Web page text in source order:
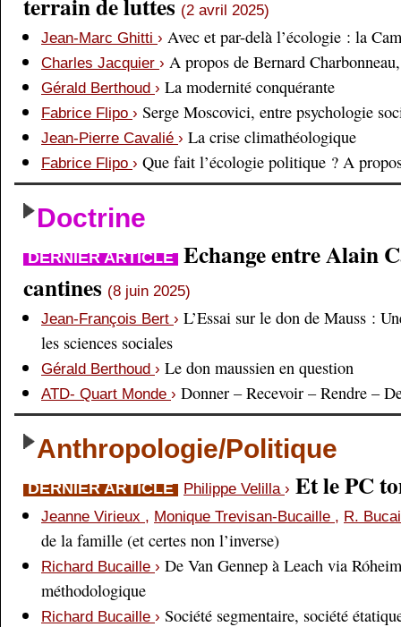
terrain de luttes (2 avril 2025)
Jean-Marc Ghitti › Avec et par-delà l’écologie : la
Charles Jacquier › A propos de Bernard
Gérald Berthoud › La modernité conquérante
Fabrice Flipo › Serge Moscovici, entre psychologie
Jean-Pierre Cavalié › La crise climathéologique
Fabrice Flipo › Que fait l’écologie politique ? A
Doctrine
DERNIER ARTICLE Echange entre Alain
cantines (8 juin 2025)
Jean-François Bert › L’Essai sur le don de Mauss :
les sciences sociales
Gérald Berthoud › Le don maussien en question
ATD- Quart Monde › Donner – Recevoir – Rendre –
Anthropologie/Politique
DERNIER ARTICLE Philippe Velilla › Et le PC
Jeanne Virieux , Monique Trevisan-Bucaille , R.
de la famille (et certes non l’inverse)
Richard Bucaille › De Van Gennep à Leach via
méthodologique
Richard Bucaille › Société segmentaire, société